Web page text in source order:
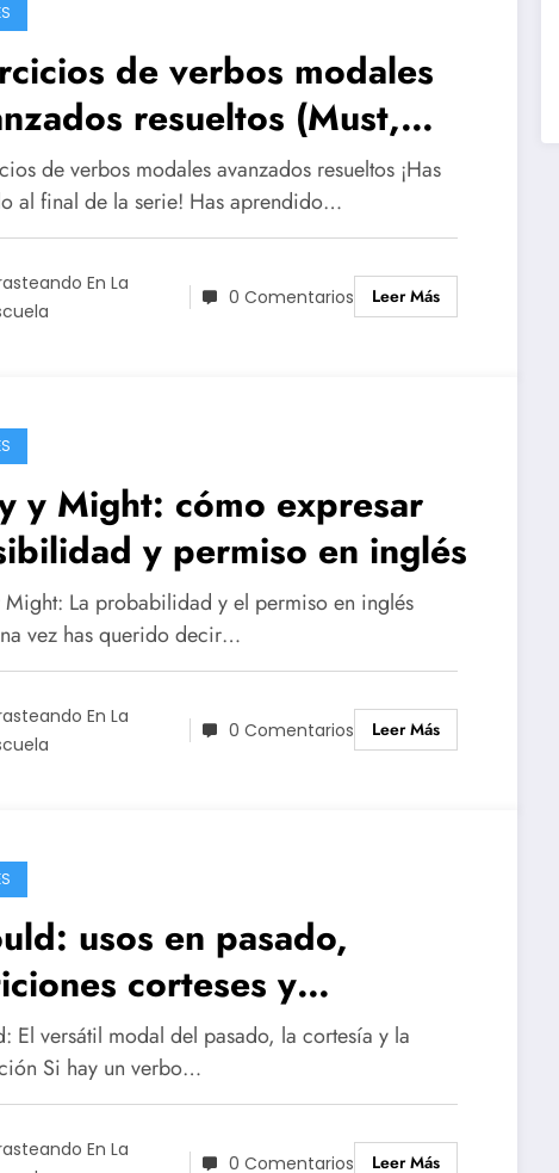
de verbos modales
resueltos (Must,
to, Should, Ought to,
Might, Would)
de verbos modales avanzados resueltos ¡Has
al final de la serie! Has aprendido…
En La
0 Comentarios Leer Más
y Might: cómo expresar
y permiso en inglés
Might: La probabilidad y el permiso en inglés
vez has querido decir…
En La
0 Comentarios Leer Más
usos en pasado,
corteses y
El versátil modal del pasado, la cortesía y la
Si hay un verbo…
En La
0 Comentarios Leer Más